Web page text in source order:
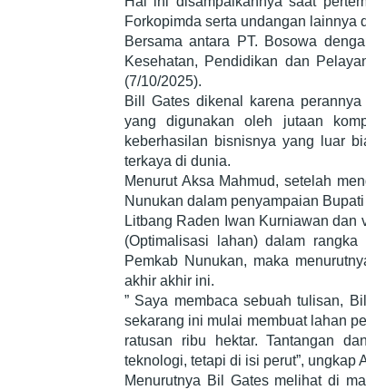
Forkopimda serta undangan lainnya
Bersama antara PT. Bosowa
Kesehatan, Pendidikan dan
(7/10/2025).
Bill Gates dikenal karena
yang digunakan oleh jutaan
keberhasilan bisnisnya yang luar
terkaya di dunia.
Menurut Aksa Mahmud, setelah
Nunukan dalam penyampaian
Litbang Raden Iwan Kurniawan dan
(Optimalisasi lahan) dalam
Pemkab Nunukan, maka
akhir akhir ini.
” Saya membaca sebuah tulisan,
sekarang ini mulai membuat lahan
ratusan ribu hektar. Tantangan
teknologi, tetapi di isi perut”, ungkap
Menurutnya Bil Gates melihat di